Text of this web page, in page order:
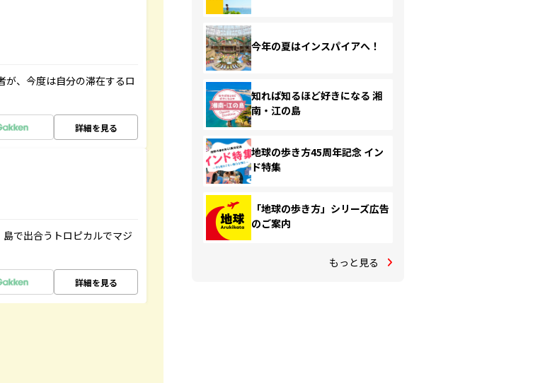
が、今度は自分の滞在するロ
詳細を見る
で出合うトロピカルでマジ
詳細を見る
今年の夏はインスパイアへ！
知れば知るほど好きになる 湘
南・江の島
地球の歩き方45周年記念 イン
ド特集
「地球の歩き方」シリーズ広告
のご案内
もっと見る